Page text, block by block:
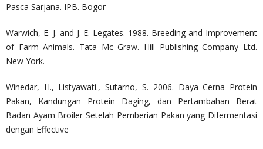
Pasca Sarjana. IPB. Bogor
Warwich, E. J. and J. E. Legates. 1988. Breeding and Improvement
of Farm Animals. Tata Mc Graw. Hill Publishing Company Ltd.
New York.
Winedar, H., Listyawati., Sutarno, S. 2006. Daya Cerna Protein
Pakan, Kandungan Protein Daging, dan Pertambahan Berat
Badan Ayam Broiler Setelah Pemberian Pakan yang Difermentasi
dengan Effective